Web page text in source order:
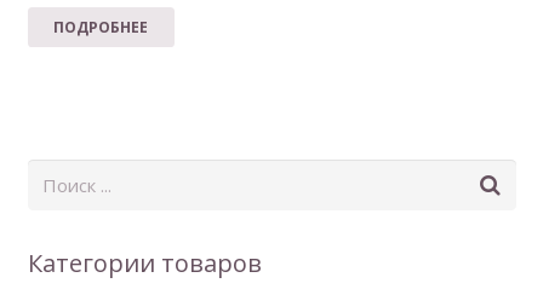
ПОДРОБНЕЕ
Категории товаров